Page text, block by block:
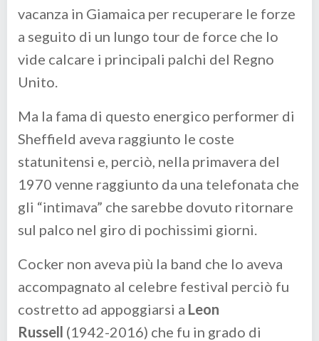
vacanza in Giamaica per recuperare le forze
a seguito di un lungo tour de force che lo
vide calcare i principali palchi del Regno
Unito.
Ma la fama di questo energico performer di
Sheffield aveva raggiunto le coste
statunitensi e, perciò, nella primavera del
1970 venne raggiunto da una telefonata che
gli “intimava” che sarebbe dovuto ritornare
sul palco nel giro di pochissimi giorni.
Cocker non aveva più la band che lo aveva
accompagnato al celebre festival perciò fu
costretto ad appoggiarsi a Leon
Russell (1942-2016) che fu in grado di